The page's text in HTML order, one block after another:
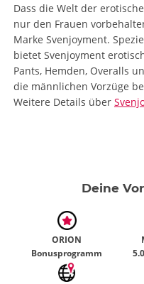
Ziehe der Bewertung
Dass die Welt der
nur den Frauen
Marke Svenjoyment.
bietet Svenjoyment
Pants, Hemden, Overalls
die männlichen Vorzüge
Weitere Details über
Deine
ORION
Bonusprogramm